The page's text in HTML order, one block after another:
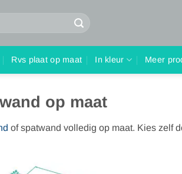
Rvs plaat op maat In kleur Meer
op maat
of spatwand volledig op maat. Kies zelf